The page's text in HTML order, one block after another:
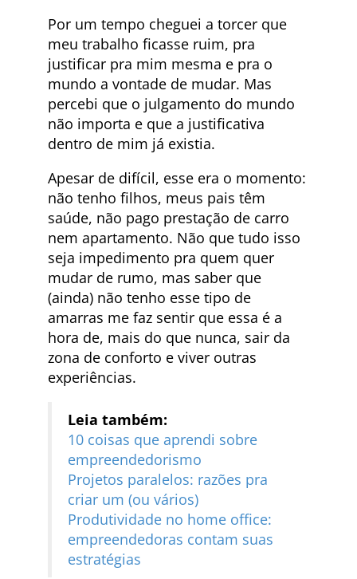
Por um tempo cheguei a torcer que
meu trabalho ficasse ruim, pra
justificar pra mim mesma e pra o
mundo a vontade de mudar. Mas
percebi que o julgamento do mundo
não importa e que a justificativa
dentro de mim já existia.
Apesar de difícil, esse era o momento:
não tenho filhos, meus pais têm
saúde, não pago prestação de carro
nem apartamento. Não que tudo isso
seja impedimento pra quem quer
mudar de rumo, mas saber que
(ainda) não tenho esse tipo de
amarras me faz sentir que essa é a
hora de, mais do que nunca, sair da
zona de conforto e viver outras
experiências.
Leia também:
10 coisas que aprendi sobre
empreendedorismo
Projetos paralelos: razões pra
criar um (ou vários)
Produtividade no home office:
empreendedoras contam suas
estratégias